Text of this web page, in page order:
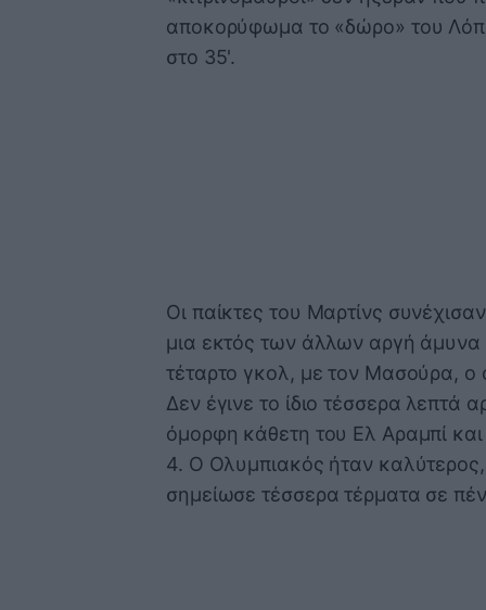
αποκορύφωμα το «δώρο» του
στο 35'.
Οι παίκτες του Μαρτίνς
μια εκτός των άλλων αργή
τέταρτο γκολ, με τον Μασούρα, ο
Δεν έγινε το ίδιο τέσσερα λεπτά
όμορφη κάθετη του Ελ Αραμπί
4. Ο Ολυμπιακός ήταν
σημείωσε τέσσερα τέρματα σε